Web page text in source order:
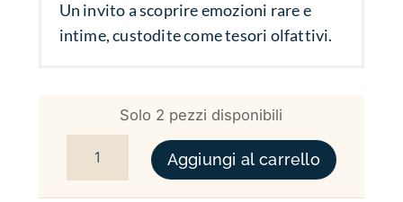
Un invito a scoprire emozioni rare e
intime, custodite come tesori olfattivi.
Solo 2 pezzi disponibili
ANTI-BLUES QUANTITÀ
Aggiungi al carrello